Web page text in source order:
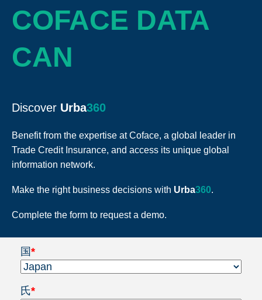
COFACE DATA
CAN
Discover Urba360
Benefit from the expertise at Coface, a global leader in
Trade Credit Insurance, and access its unique global
information network.
Make the right business decisions with Urba360.
Complete the form to request a demo.
国*
氏*